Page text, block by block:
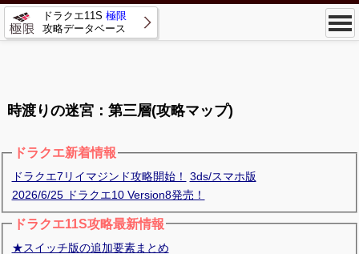
ドラクエ11S 極限
攻略データベース
時渡りの迷宮：第三層(攻略マップ)
ドラクエ新着情報
ドラクエ7リイマジンド攻略開始！
3ds/スマホ版
2026/6/25 ドラクエ10 Version8発売！
ドラクエ11S攻略最新情報
★スイッチ版の追加要素まとめ